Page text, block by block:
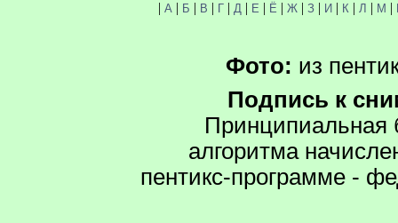
| А | Б | В | Г| Д | Е | Ё | Ж| З| И| К | Л | М |
Фото: из
Подпись к
Принципиальная
алгоритма
пентикс-программе -